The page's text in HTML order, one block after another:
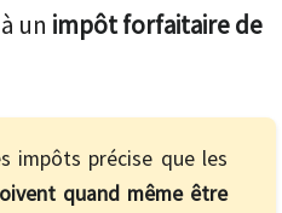
un impôt forfaitaire de
impôts précise que les
quand même être